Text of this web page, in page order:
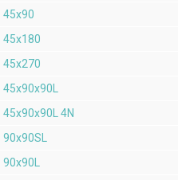
45x90
45x180
45x270
45x90x90L
45x90x90L 4N
90x90SL
90x90L